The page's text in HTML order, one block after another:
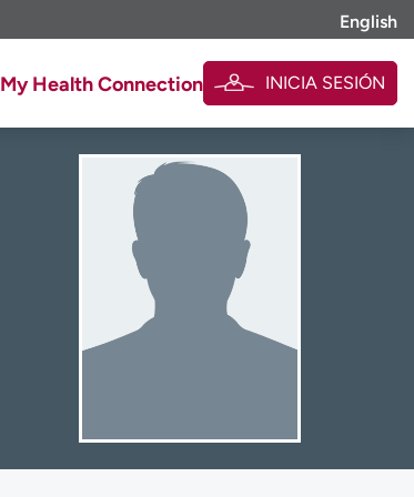
English
My Health Connection INICIA SESIÓN